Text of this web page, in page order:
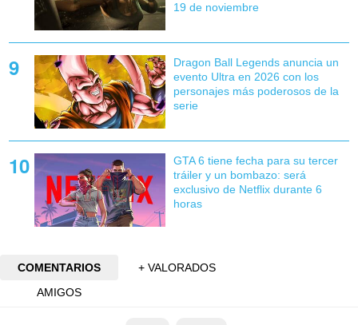
19 de noviembre
Dragon Ball Legends anuncia un
evento Ultra en 2026 con los
personajes más poderosos de la
serie
GTA 6 tiene fecha para su tercer
tráiler y un bombazo: será
exclusivo de Netflix durante 6
horas
COMENTARIOS
+ VALORADOS
AMIGOS